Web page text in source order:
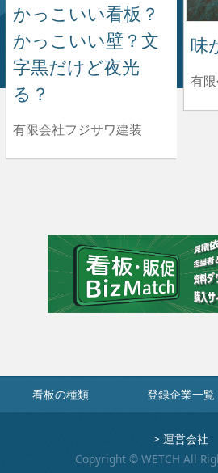
かっこいい看板？
かっこいい壁？文
字黒だけど夜光
る？
有限会社フジサワ建装
味
有
看板の種類 登録企業一覧
> 運営会社
Copyright © WETCH All